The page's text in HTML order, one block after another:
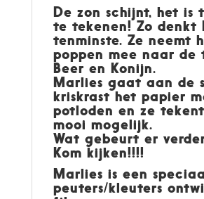
De zon schijnt, het is
te tekenen! Zo denkt
tenminste. Ze neemt
poppen mee naar de
Beer en Konijn.
Marlies gaat aan de
kriskrast het papier
potloden en ze
mooi mogelijk.
Wat gebeurt er
Kom kijken!!!!
Marlies is een
peuters/kleuters